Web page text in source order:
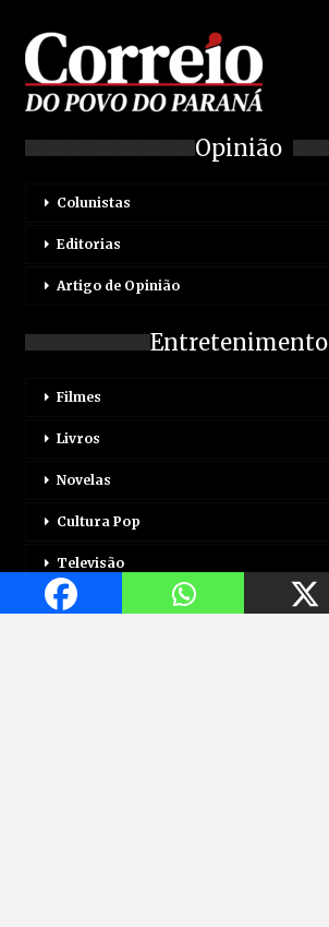
Opinião
Colunistas
Editorias
Artigo de Opinião
Entretenimento
Filmes
Livros
Novelas
Cultura Pop
Televisão
Mais